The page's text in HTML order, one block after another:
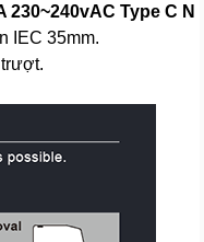
230~240vAC Type C N
IEC 35mm.